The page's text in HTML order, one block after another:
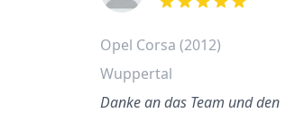
out of 5 stars
Opel Corsa (2012)
Wuppertal
Danke an das Team und den